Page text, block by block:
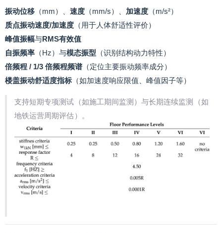
振动位移 （mm）、 速度 （mm/s）、 加速度 （m/s²）
质点振动速度/加速度 （用于人体舒适性评价）
峰值振幅与RMS有效值
自振频率 （Hz）与模态振型 （识别结构动力特性）
倍频程 / 1/3 倍频程频谱 （定位主要振动频率成分）
楼盖振动舒适度指标 （如加速度响应限值、峰值因子等）
支持短期专项测试（如施工期间监测）与长期连续监测（如
地铁运营周期评估）。